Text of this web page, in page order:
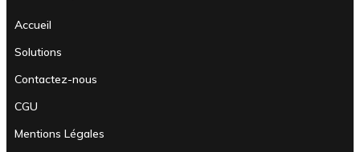
Accueil
Solutions
Contactez-nous
CGU
Mentions Légales